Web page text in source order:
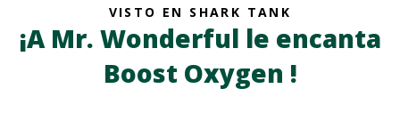
del
producto
VISTO EN SHARK TANK
¡A Mr. Wonderful le encanta
Boost Oxygen !